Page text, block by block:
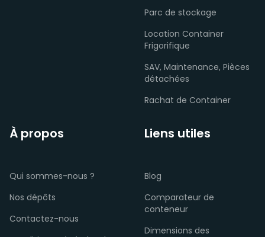
Parc de stockage
Location Container
Frigorifique
SAV, Maintenance, Pièces
détachées
Rachat de Container
À propos
Qui sommes-nous ?
Nos dépôts
Contactez-nous
Liens utiles
Blog
Comparateur de
conteneur
Dimensions des